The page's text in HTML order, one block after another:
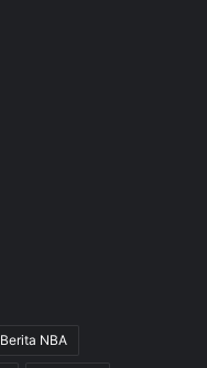
Berita NBA